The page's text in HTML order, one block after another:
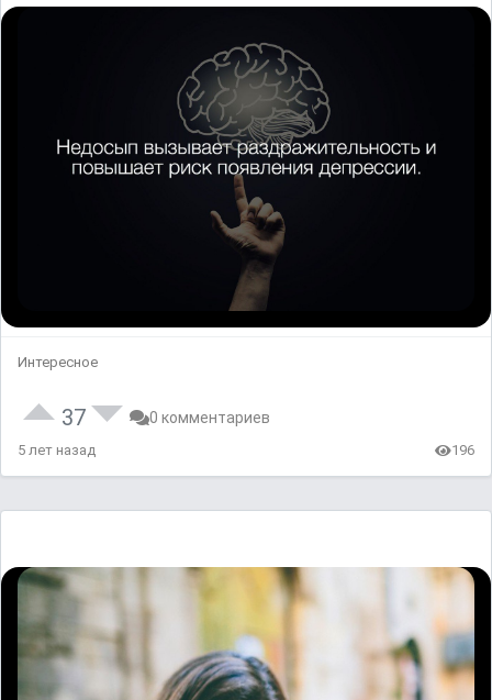
Интересное
37 0 комментариев
5 лет назад 196